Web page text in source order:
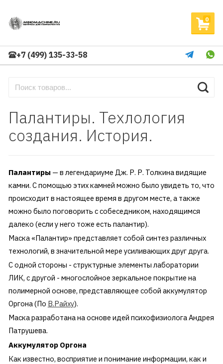
0
+7 (499) 135-33-58
Палантиры. Техлология
создания. История.
Палантиры — в легендариуме Дж. Р. Р. Толкина видящие
камни. С помощью этих камней можно было увидеть то, что
происходит в настоящее время в другом месте, а также
можно было поговорить с собеседником, находящимся
далеко (если у него тоже есть палантир).
Маска «Палантир» представляет собой синтез различных
технологий, в значительной мере усиливающих друг друга.
С одной стороны - структурные элементы лаборатории
ЛИК, с другой - многослойное зеркальное покрытие на
полимерной основе, представляющее собой аккумулятор
Оргона (По В.Райху).
Маска разработана на основе идей психофизиолога Андрея
Патрушева.
Аккумулятор Оргона
Как известно, восприятие и понимание информации, как и